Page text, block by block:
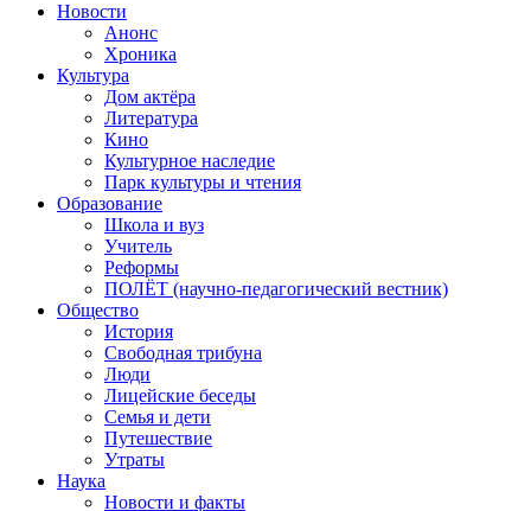
Новости
Анонс
Хроника
Культура
Дом актёра
Литература
Кино
Культурное наследие
Парк культуры и чтения
Образование
Школа и вуз
Учитель
Реформы
ПОЛЁТ (научно-педагогический вестник)
Общество
История
Свободная трибуна
Люди
Лицейские беседы
Семья и дети
Путешествие
Утраты
Наука
Новости и факты